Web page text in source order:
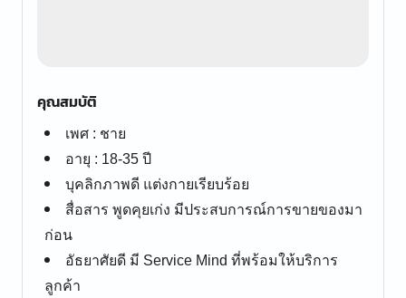
คุณสมบัติ
เพศ : ชาย
อายุ : 18-35 ปี
บุคลิกภาพดี แต่งกายเรียบร้อย
สื่อสาร พูดคุยเก่ง มีประสบการณ์การขายของมา
ก่อน
อัธยาศัยดี มี Service Mind ที่พร้อมให้บริการ
ลูกค้า